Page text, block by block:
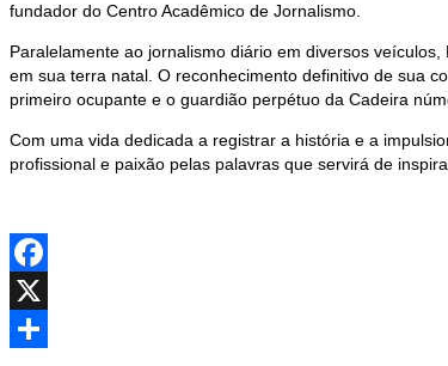
fundador do Centro Acadêmico de Jornalismo.
Paralelamente ao jornalismo diário em diversos
em sua terra natal. O reconhecimento definitivo de sua
primeiro ocupante e o guardião perpétuo da Cadeira
Com uma vida dedicada a registrar a história e a
profissional e paixão pelas palavras que servirá de
Facebook
X